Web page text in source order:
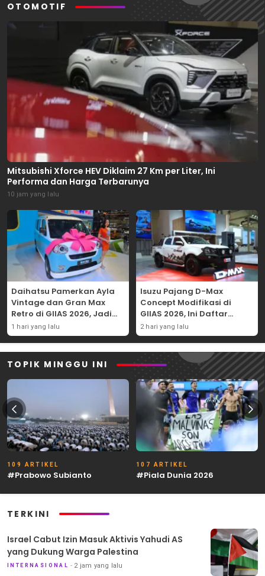
OTOMOTIF
Mitsubishi Xforce HEV Diklaim 27 Km per Liter, Ini
Performa dan Harga Terbarunya
10 jam yang lalu
Daihatsu Pamerkan Ayla
Vintage dan Gran Max
Retro di GIIAS 2026, Jadi
Hadiah Undian
1 hari yang lalu
Isuzu Pajang D-Max
Concept Modifikasi di
GIIAS 2026, Ini Daftar
Ubahannya
2 hari yang lalu
TOPIK MINGGU INI
109 ARTIKEL
#Prabowo Subianto
107 ARTIKEL
#Piala Dunia 2026
TERKINI
Israel Cabut Izin Masuk Aktivis Yahudi AS
yang Dukung Warga Palestina
INTERNASIONAL 2 jam yang lalu